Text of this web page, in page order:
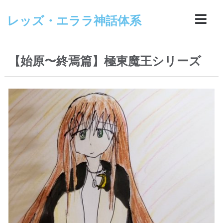
レッズ・エララ神話体系
【始原〜終焉篇】極東魔王シリーズ